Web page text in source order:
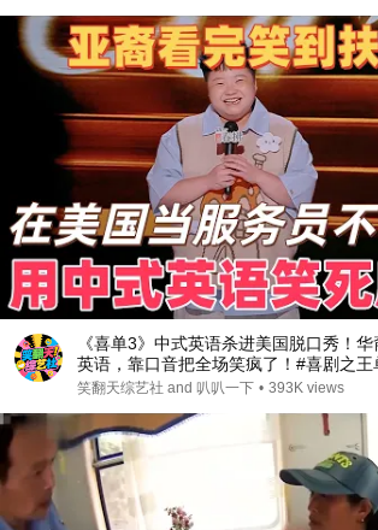
《喜单3》中式英语杀进美国脱口秀！
英语，靠口音把全场笑疯了！#喜剧之王
秀 #搞笑 #喜剧 #funny #综艺
笑翻天综艺社 and 叭叭一下 • 393K views